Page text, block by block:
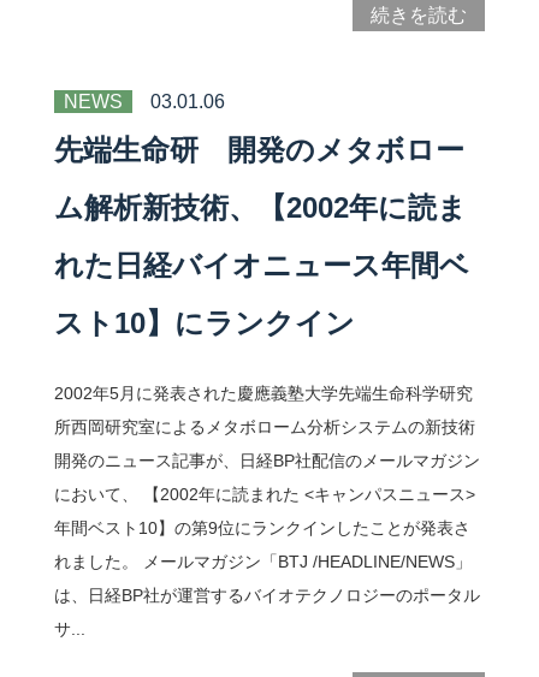
続きを読む
NEWS 03.01.06
先端生命研 開発のメタボロー
ム解析新技術、【2002年に読ま
れた日経バイオニュース年間ベ
スト10】にランクイン
2002年5月に発表された慶應義塾大学先端生命科学研究
所西岡研究室によるメタボローム分析システムの新技術
開発のニュース記事が、日経BP社配信のメールマガジン
において、 【2002年に読まれた <キャンパスニュース>
年間ベスト10】の第9位にランクインしたことが発表さ
れました。 メールマガジン「BTJ /HEADLINE/NEWS」
は、日経BP社が運営するバイオテクノロジーのポータル
サ...